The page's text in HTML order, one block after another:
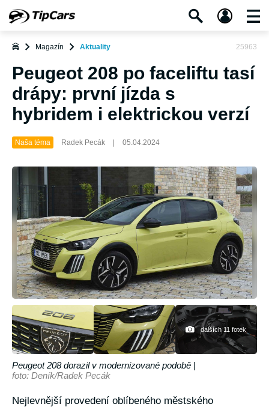
Magazín Aktuality 25963
Peugeot 208 po faceliftu tasí
drápy: první jízda s
hybridem i elektrickou verzí
Naša téma Radek Pecák 05.04.2024
dalších 11 fotek
Peugeot 208 dorazil v modernizované podobě |
foto: Deník/Radek Pecák
Nejlevnější provedení oblíbeného městského